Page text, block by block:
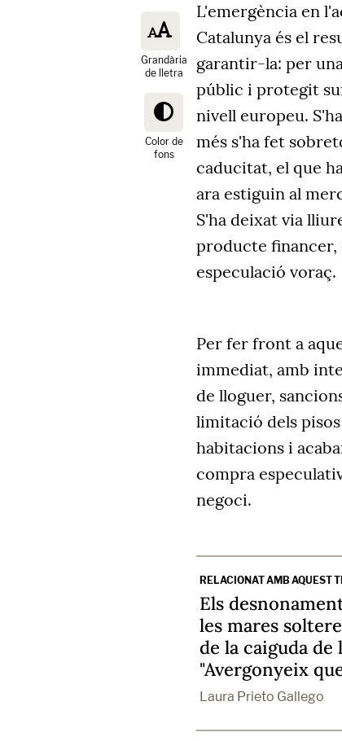
Grandària
de lletra
Color de
fons
L'emergència en
Catalunya és el
garantir-la: per
públic i protegit
nivell europeu.
més s'ha fet
caducitat, el que
ara estiguin al
S'ha deixat via
producte financer,
especulació voraç.
Per fer front a
immediat, amb
de lloguer,
limitació dels
habitacions i
compra
negoci.
RELACIONAT AMB AQUEST
Els
les mares
de la caiguda de
"Avergonyeix
Laura Prieto Gallego